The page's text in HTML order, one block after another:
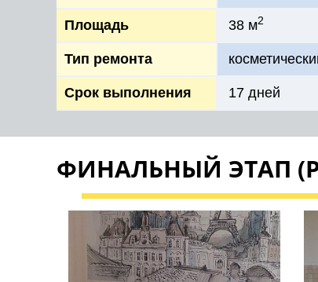
Площадь 38 м2
Тип ремонта
Срок выполнения 17 дней
ФИНАЛЬНЫЙ ЭТАП